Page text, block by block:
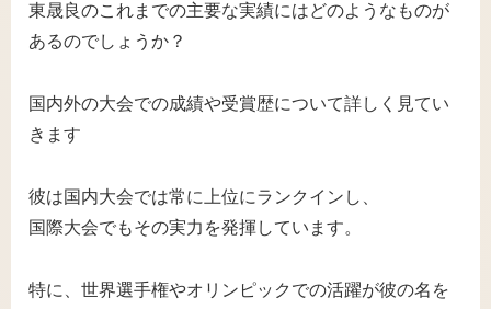
東晟良のこれまでの主要な実績にはどのようなものが
あるのでしょうか？
国内外の大会での成績や受賞歴について詳しく見てい
きます
彼は国内大会では常に上位にランクインし、
国際大会でもその実力を発揮しています。
特に、世界選手権やオリンピックでの活躍が彼の名を